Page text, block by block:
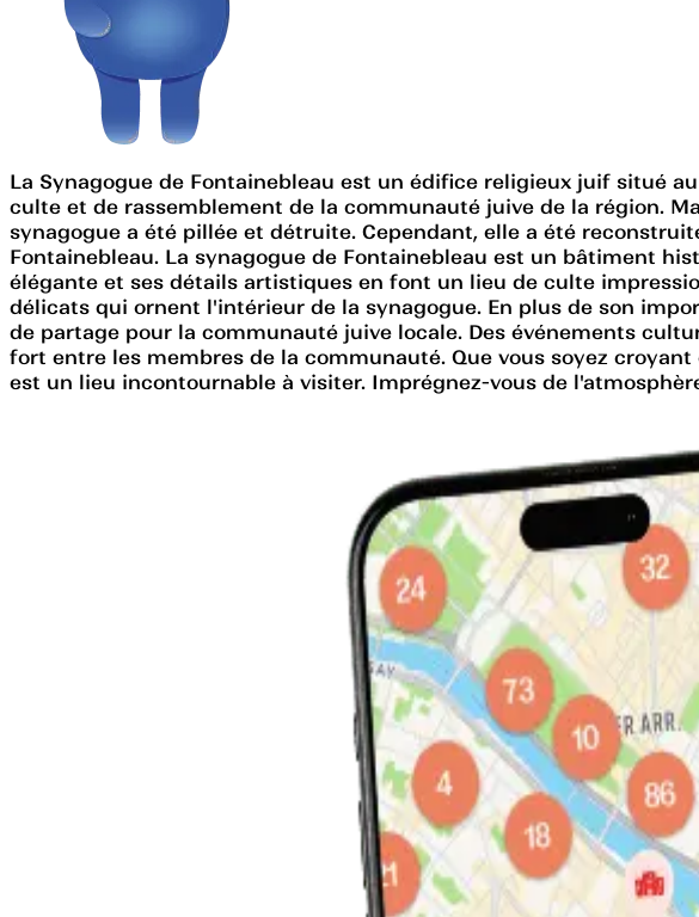
La Synagogue de Fontainebleau est un édifice religieux juif situé
culte et de rassemblement de la communauté juive de la région.
synagogue a été pillée et détruite. Cependant, elle a été
Fontainebleau. La synagogue de Fontainebleau est un bâtiment
élégante et ses détails artistiques en font un lieu de culte
délicats qui ornent l'intérieur de la synagogue. En plus de son
de partage pour la communauté juive locale. Des événements
fort entre les membres de la communauté. Que vous soyez
est un lieu incontournable à visiter. Imprégnez-vous de